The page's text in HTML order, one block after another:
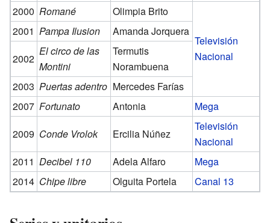
2000 Romané Olimpia Brito
Televisión
Nacional
2001 Pampa Ilusion
Amanda Jorquera
2002
El circo de las
Montini
Termutis
Norambuena
2003 Puertas adentro Mercedes Farías
2007 Fortunato Antonia
Mega
2009 Conde Vrolok Ercilia Núñez
Televisión
Nacional
2011 Decibel 110 Adela Alfaro
Mega
2014 Chipe libre Olguita Portela Canal 13